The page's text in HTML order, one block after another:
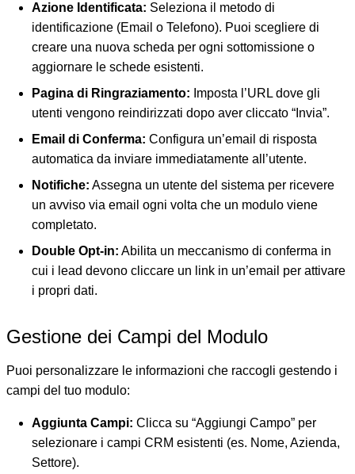
Azione Identificata: Seleziona il metodo di
identificazione (Email o Telefono). Puoi scegliere di
creare una nuova scheda per ogni sottomissione o
aggiornare le schede esistenti.
Pagina di Ringraziamento: Imposta l’URL dove gli
utenti vengono reindirizzati dopo aver cliccato “Invia”.
Email di Conferma: Configura un’email di risposta
automatica da inviare immediatamente all’utente.
Notifiche: Assegna un utente del sistema per ricevere
un avviso via email ogni volta che un modulo viene
completato.
Double Opt-in: Abilita un meccanismo di conferma in
cui i lead devono cliccare un link in un’email per attivare
i propri dati.
Gestione dei Campi del Modulo
Puoi personalizzare le informazioni che raccogli gestendo i
campi del tuo modulo:
Aggiunta Campi: Clicca su “Aggiungi Campo” per
selezionare i campi CRM esistenti (es. Nome, Azienda,
Settore).